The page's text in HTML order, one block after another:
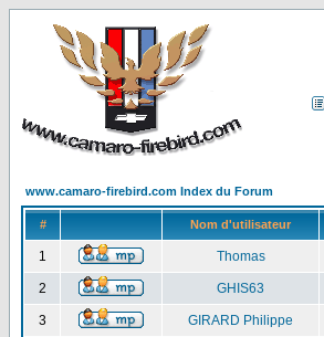
www.camaro-firebird.com Index du Forum
# Nom d'utilisateur
1 Thomas
2 GHIS63
3 GIRARD Philippe